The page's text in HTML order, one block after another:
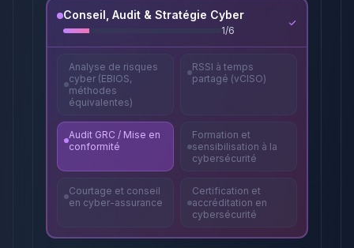
Conseil, Audit & Stratégie Cyber
1/6
Analyse de risques
cyber (EBIOS,
méthodes
équivalentes)
RSSI à temps
partagé (vCISO)
Audit GRC / Mise en
conformité
Formation et
sensibilisation à la
cybersécurité
Courtage et conseil
en cyber-assurance
Certification et
accréditation en
cybersécurité